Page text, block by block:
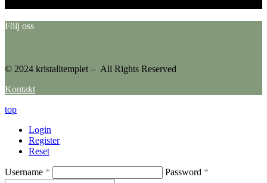
Följ oss
© 2024 kristalltemplet – All Rights Reserved
Kontakt
top
Login
Register
Reset
Username * Password *